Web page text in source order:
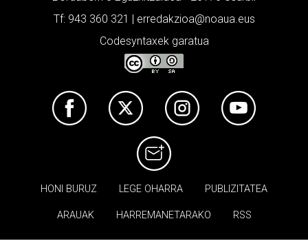
Tf: 943 360 321 | erredakzioa@noaua.eus
Codesyntaxek garatua
HONI BURUZ LEGE OHARRA PUBLIZITATEA
ARAUAK HARREMANETARAKO RSS